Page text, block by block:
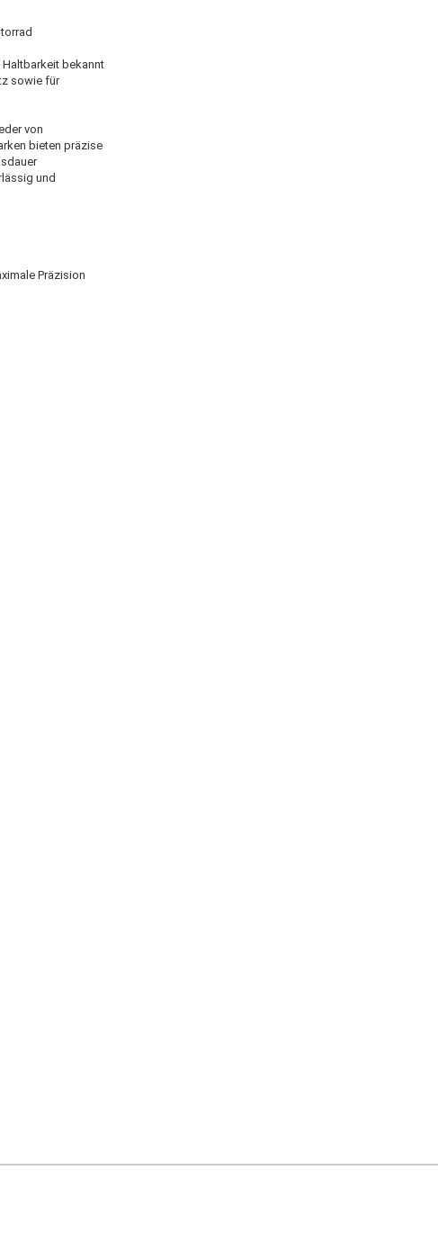
Haltbarkeit bekannt
sowie für
von
bieten präzise
und
Präzision